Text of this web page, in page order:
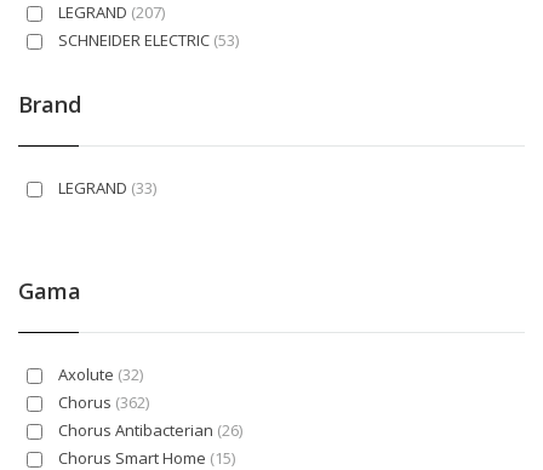
LEGRAND (207)
SCHNEIDER ELECTRIC (53)
Brand
LEGRAND (33)
Gama
Axolute (32)
Chorus (362)
Chorus Antibacterian (26)
Chorus Smart Home (15)